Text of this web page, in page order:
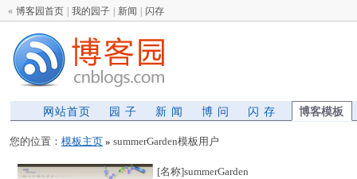
« 博客园首页 我的园子 新闻 闪存
网站首页 园 子 新 闻 博 问 闪 存 博客模板
您的位置： 模板主页 » summerGarden模板用户
[名称]summerGarden